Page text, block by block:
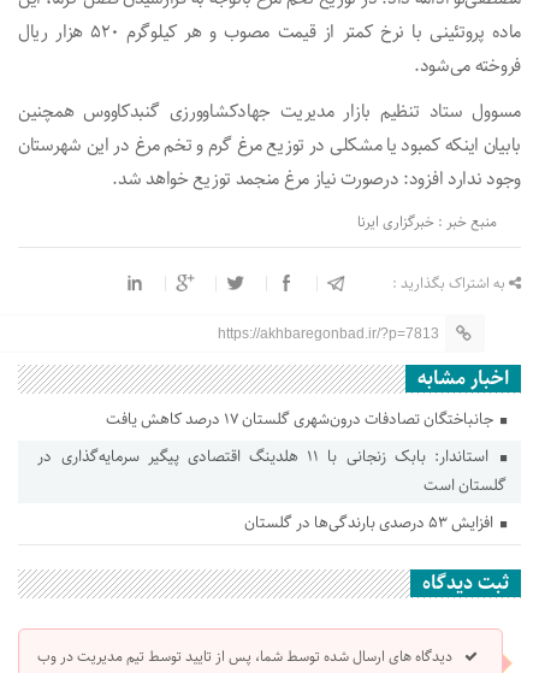
ماده پروتئینی با نرخ کمتر از قیمت مصوب و هر کیلوگرم ۵۲۰ هزار ریال
فروخته می‌شود.
مسوول ستاد تنظیم بازار مدیریت جهادکشاوورزی گنبدکاووس همچنین
بابیان اینکه کمبود یا مشکلی در توزیع مرغ گرم و تخم مرغ در این شهرستان
وجود ندارد افزود: درصورت نیاز مرغ منجمد توزیع خواهد شد.
منبع خبر : خبرگزاری ایرنا
به اشتراک بگذارید :
https://akhbaregonbad.ir/?p=7813
اخبار مشابه
جانباختگان تصادفات درون‌شهری گلستان ۱۷ درصد کاهش یافت
استاندار: بابک زنجانی با ۱۱ هلدینگ اقتصادی پیگیر سرمایه‌گذاری در
گلستان است
افزایش ۵۳ درصدی بارندگی‌ها در گلستان
ثبت دیدگاه
دیدگاه های ارسال شده توسط شما، پس از تایید توسط تیم مدیریت در وب